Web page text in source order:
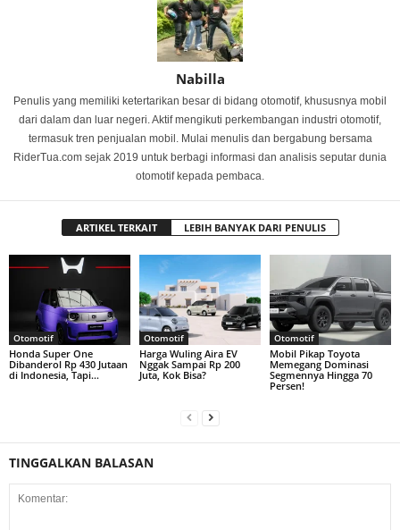
Nabilla
Penulis yang memiliki ketertarikan besar di bidang otomotif, khususnya mobil
dari dalam dan luar negeri. Aktif mengikuti perkembangan industri otomotif,
termasuk tren penjualan mobil. Mulai menulis dan bergabung bersama
RiderTua.com sejak 2019 untuk berbagi informasi dan analisis seputar dunia
otomotif kepada pembaca.
ARTIKEL TERKAIT LEBIH BANYAK DARI PENULIS
Otomotif
Honda Super One
Dibanderol Rp 430 Jutaan
di Indonesia, Tapi…
Otomotif
Harga Wuling Aira EV
Nggak Sampai Rp 200
Juta, Kok Bisa?
Otomotif
Mobil Pikap Toyota
Memegang Dominasi
Segmennya Hingga 70
Persen!
TINGGALKAN BALASAN